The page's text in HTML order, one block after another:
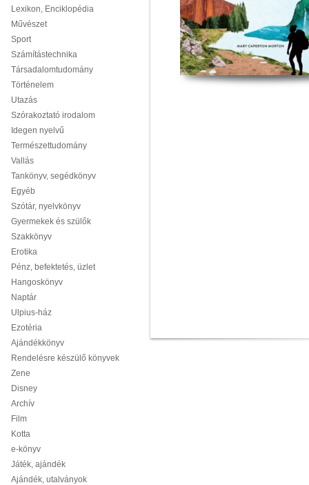
Lexikon, Enciklopédia
Művészet
Sport
Számítástechnika
Társadalomtudomány
Történelem
Utazás
Szórakoztató irodalom
Idegen nyelvű
Természettudomány
Vallás
Tankönyv, segédkönyv
Egyéb
Szótár, nyelvkönyv
Gyermekek és szülők
Szakkönyv
Erotika
Pénz, befektetés, üzlet
Hangoskönyv
Naptár
Ulpius-ház
Ezotéria
Ajándékkönyv
Rendelésre készülő könyvek
Zene
Disney
Archív
Film
Kotta
e-könyv
Játék, ajándék
Ajándék, utalványok